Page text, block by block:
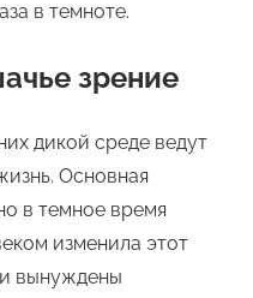
в темноте.
зрение
дикой среде ведут
Основная
в темное время
изменила этот
вынуждены